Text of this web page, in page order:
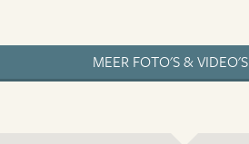
MEER FOTO'S & VIDEO'S